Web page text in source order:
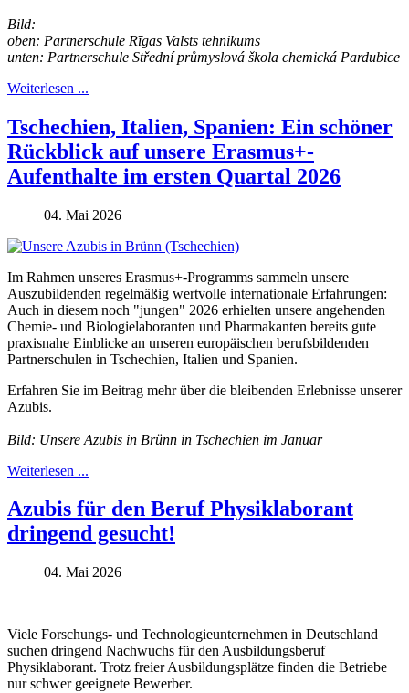
Bild:
oben: Partnerschule Rīgas Valsts tehnikums
unten: Partnerschule Střední průmyslová škola chemická Pardubice
Weiterlesen ...
Tschechien, Italien, Spanien: Ein schöner
Rückblick auf unsere Erasmus+-
Aufenthalte im ersten Quartal 2026
04. Mai 2026
Im Rahmen unseres Erasmus+-Programms sammeln unsere
Auszubildenden regelmäßig wertvolle internationale Erfahrungen:
Auch in diesem noch "jungen" 2026 erhielten unsere angehenden
Chemie- und Biologielaboranten und Pharmakanten bereits gute
praxisnahe Einblicke an unseren europäischen berufsbildenden
Partnerschulen in Tschechien, Italien und Spanien.
Erfahren Sie im Beitrag mehr über die bleibenden Erlebnisse unserer
Azubis.
Bild: Unsere Azubis in Brünn in Tschechien im Januar
Weiterlesen ...
Azubis für den Beruf Physiklaborant
dringend gesucht!
04. Mai 2026
Viele Forschungs- und Technologieunternehmen in Deutschland
suchen dringend Nachwuchs für den Ausbildungsberuf
Physiklaborant. Trotz freier Ausbildungsplätze finden die Betriebe
nur schwer geeignete Bewerber.